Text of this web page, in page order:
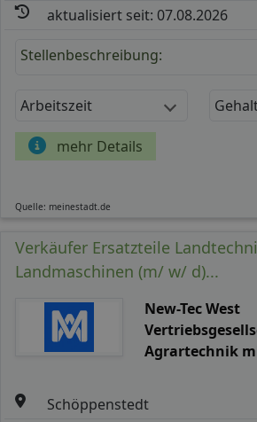
aktualisiert seit: 07.08.2026
Stellenbeschreibung:
Arbeitszeit
mehr Details
Quelle: meinestadt.de
Verkäufer Ersatzteile
Landmaschinen (m/ w/ d)...
New-Tec West
Agrartechnik
Schöppenstedt